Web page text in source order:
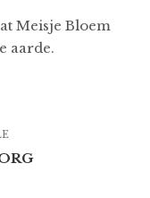
Meisje Bloem
aarde.